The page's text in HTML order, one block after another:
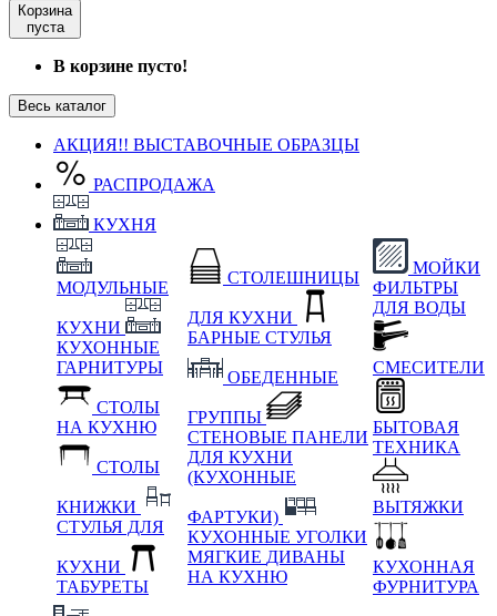
Корзина
пуста
В корзине пусто!
Весь каталог
АКЦИЯ!! ВЫСТАВОЧНЫЕ ОБРАЗЦЫ
РАСПРОДАЖА
КУХНЯ
МОДУЛЬНЫЕ
КУХНИ
КУХОННЫЕ
ГАРНИТУРЫ
СТОЛЫ
НА КУХНЮ
СТОЛЫ
КНИЖКИ
СТУЛЬЯ ДЛЯ
КУХНИ
ТАБУРЕТЫ
СТОЛЕШНИЦЫ
ДЛЯ КУХНИ
БАРНЫЕ СТУЛЬЯ
ОБЕДЕННЫЕ
ГРУППЫ
СТЕНОВЫЕ ПАНЕЛИ
ДЛЯ КУХНИ
(КУХОННЫЕ
ФАРТУКИ)
КУХОННЫЕ УГОЛКИ
МЯГКИЕ ДИВАНЫ
НА КУХНЮ
МОЙКИ
ФИЛЬТРЫ
ДЛЯ ВОДЫ
СМЕСИТЕЛИ
БЫТОВАЯ
ТЕХНИКА
ВЫТЯЖКИ
КУХОННАЯ
ФУРНИТУРА